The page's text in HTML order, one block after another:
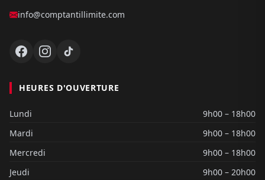
info@comptantillimite.com
HEURES D'OUVERTURE
Lundi
9h00 – 18h00
Mardi
9h00 – 18h00
Mercredi
9h00 – 18h00
Jeudi
9h00 – 20h00